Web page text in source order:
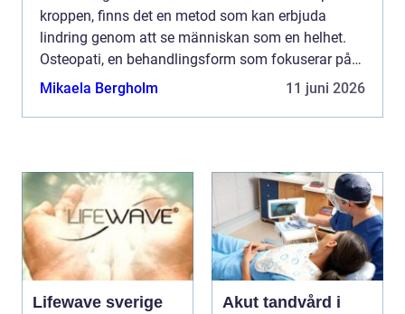
kroppen, finns det en metod som kan erbjuda
lindring genom att se människan som en helhet.
Osteopati, en behandlingsform som fokuserar på
kroppens naturliga förmåg...
Mikaela Bergholm 11 juni 2026
Lifewave sverige
Akut tandvård i